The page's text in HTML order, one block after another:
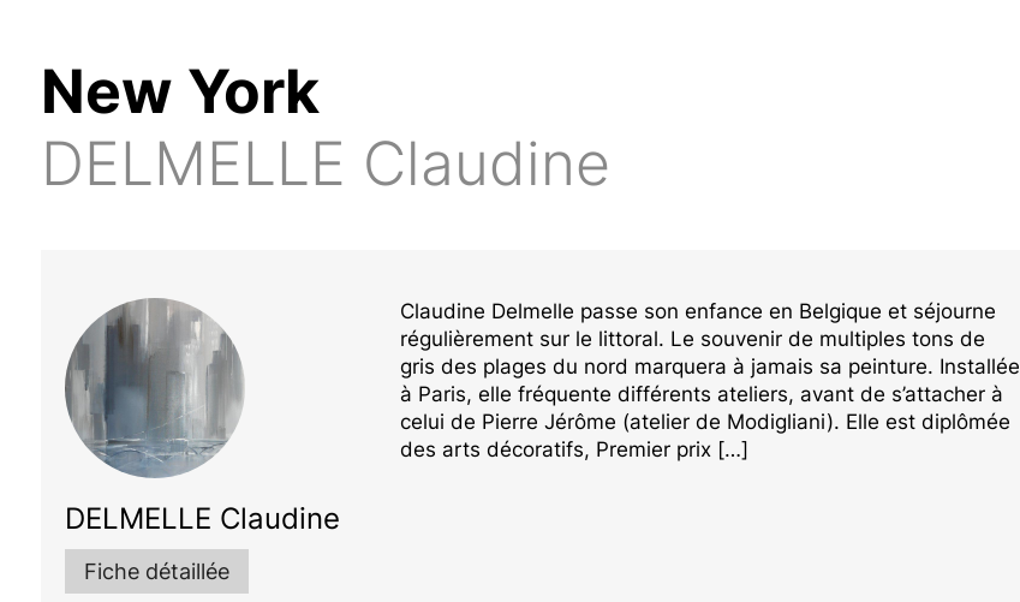
New York
DELMELLE Claudine
DELMELLE Claudine
Fiche détaillée
Claudine Delmelle passe son enfance en Belgique et séjourne
régulièrement sur le littoral. Le souvenir de multiples tons de
gris des plages du nord marquera à jamais sa peinture. Installée
à Paris, elle fréquente différents ateliers, avant de s’attacher à
celui de Pierre Jérôme (atelier de Modigliani). Elle est diplômée
des arts décoratifs, Premier prix […]